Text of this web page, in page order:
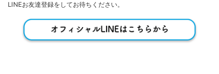
LINEお友達登録をしてお待ちください。